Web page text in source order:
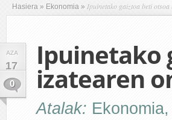
Hasiera » Ekonomia » Ipuinetako gaiztoa beti
AZA
17
0
Ipuinetako
izatearen
Atalak: Ekonomia,